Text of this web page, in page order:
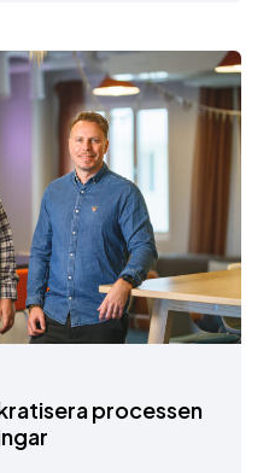
processen